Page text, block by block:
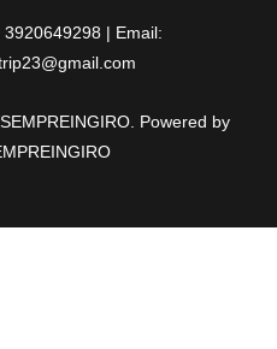
3920649298 | Email:
Powered by